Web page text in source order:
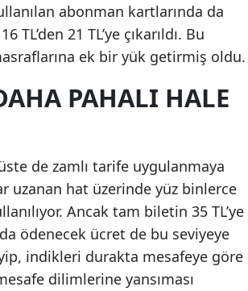
Kayseri
Kırklareli
Kütahya
Malatya
Manisa
Kahramanmaraş
abonman kartlarında da
21 TL’ye çıkarıldı. Bu
ek bir yük getirmiş oldu.
PAHALI HALE
de zamlı tarife uygulanmaya
uzanan hat üzerinde yüz binlerce
Ancak tam biletin 35 TL’ye
ödenecek ücret de bu seviyeye
indikleri durakta mesafeye göre
dilimlerine yansıması